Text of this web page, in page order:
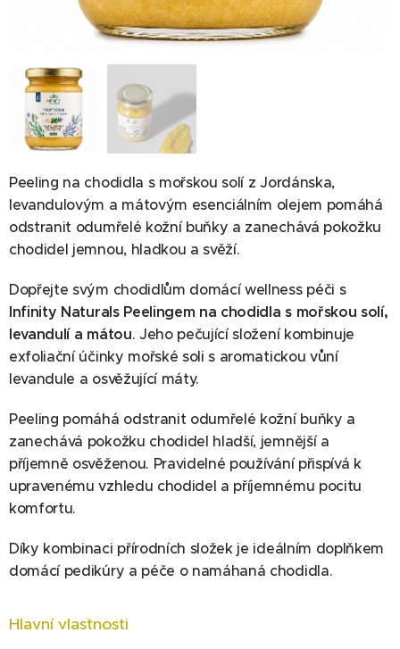
levandulí a mátou
Peeling na chodidla s mořskou solí z Jordánska,
levandulovým a mátovým esenciálním olejem pomáhá
odstranit odumřelé kožní buňky a zanechává pokožku
chodidel jemnou, hladkou a svěží.
Dopřejte svým chodidlům domácí wellness péči s
Infinity Naturals Peelingem na chodidla s mořskou solí,
levandulí a mátou. Jeho pečující složení kombinuje
exfoliační účinky mořské soli s aromatickou vůní
levandule a osvěžující máty.
Peeling pomáhá odstranit odumřelé kožní buňky a
zanechává pokožku chodidel hladší, jemnější a
příjemně osvěženou. Pravidelné používání přispívá k
upravenému vzhledu chodidel a příjemnému pocitu
komfortu.
Díky kombinaci přírodních složek je ideálním doplňkem
domácí pedikúry a péče o namáhaná chodidla.
Hlavní vlastnosti